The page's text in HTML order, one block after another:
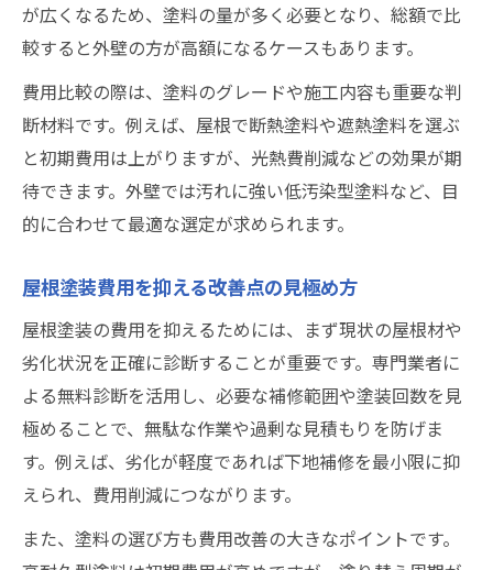
が広くなるため、塗料の量が多く必要となり、総額で比
較すると外壁の方が高額になるケースもあります。
費用比較の際は、塗料のグレードや施工内容も重要な判
断材料です。例えば、屋根で断熱塗料や遮熱塗料を選ぶ
と初期費用は上がりますが、光熱費削減などの効果が期
待できます。外壁では汚れに強い低汚染型塗料など、目
的に合わせて最適な選定が求められます。
屋根塗装費用を抑える改善点の見極め方
屋根塗装の費用を抑えるためには、まず現状の屋根材や
劣化状況を正確に診断することが重要です。専門業者に
よる無料診断を活用し、必要な補修範囲や塗装回数を見
極めることで、無駄な作業や過剰な見積もりを防げま
す。例えば、劣化が軽度であれば下地補修を最小限に抑
えられ、費用削減につながります。
また、塗料の選び方も費用改善の大きなポイントです。